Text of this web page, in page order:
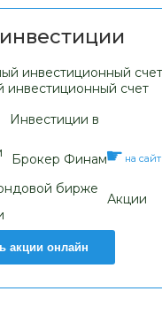
инвестиционный счет
Инвестиции в
Брокер Финам
на сайт
Акции
акции онлайн